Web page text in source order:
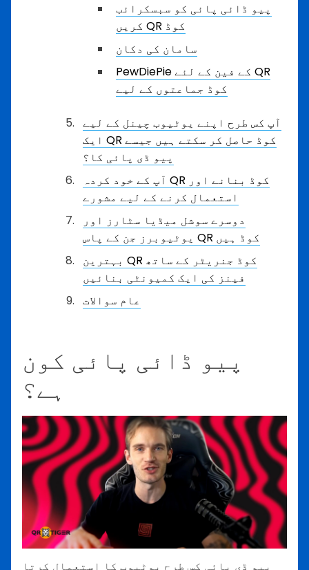
پیو ڈائی پائی کو سبسکرائب
کریں QR کوڈ
سامان کی دکان
PewDiePie کے فین کے لئے QR
کوڈ جماعتوں کے لیے
آپ کس طرح اپنے یوٹیوب چینل کے لیے
ایک QR کوڈ حاصل کر سکتے ہیں جیسے
پیو ڈی پائی کا؟
آپ کے خود کردہ QR کوڈ بنانے اور
استعمال کرنے کے لیے مشورے
دوسرے سوشل میڈیا سٹارز اور
یوٹیوبرز جن کے پاس QR کوڈ ہیں
بہترین QR کوڈ جنریٹر کے ساتھ
فینز کی ایک کمیونٹی بنائیں
عام سوالات
پیو ڈائی پائی کون
ہے؟
پیو ڈی پائی کس طرح یوٹیوب کا استعمال کرتا